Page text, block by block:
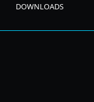
DOWNLOADS